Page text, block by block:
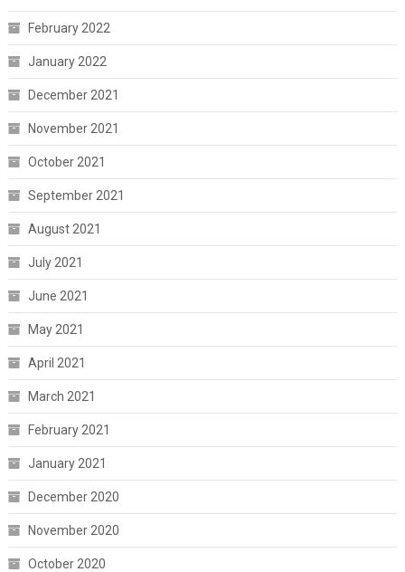
February 2022
January 2022
December 2021
November 2021
October 2021
September 2021
August 2021
July 2021
June 2021
May 2021
April 2021
March 2021
February 2021
January 2021
December 2020
November 2020
October 2020